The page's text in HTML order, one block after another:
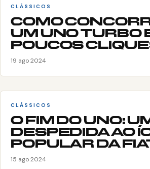
CLÁSSICOS
COMO
UM UNO TURBO
POUCOS
19 ago 2024
CLÁSSICOS
O FIM DO UNO:
DESPEDIDA AO
POPULAR DA
15 ago 2024